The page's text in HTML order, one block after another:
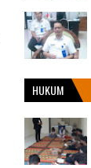
HUKUM